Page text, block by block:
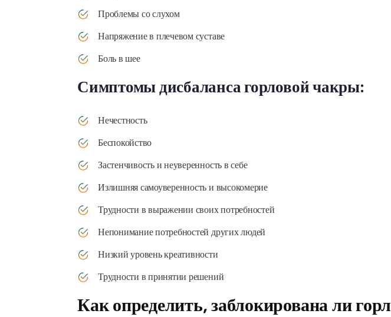
Проблемы со слухом
Напряжение в плечевом суставе
Боль в шее
Симптомы дисбаланса горловой чакры:
Нечестность
Беспокойство
Застенчивость и неуверенность в себе
Излишняя самоуверенность и высокомерие
Трудности в выражении своих потребностей
Непонимание потребностей других людей
Низкий уровень креативности
Трудности в принятии решений
Как определить, заблокирована ли